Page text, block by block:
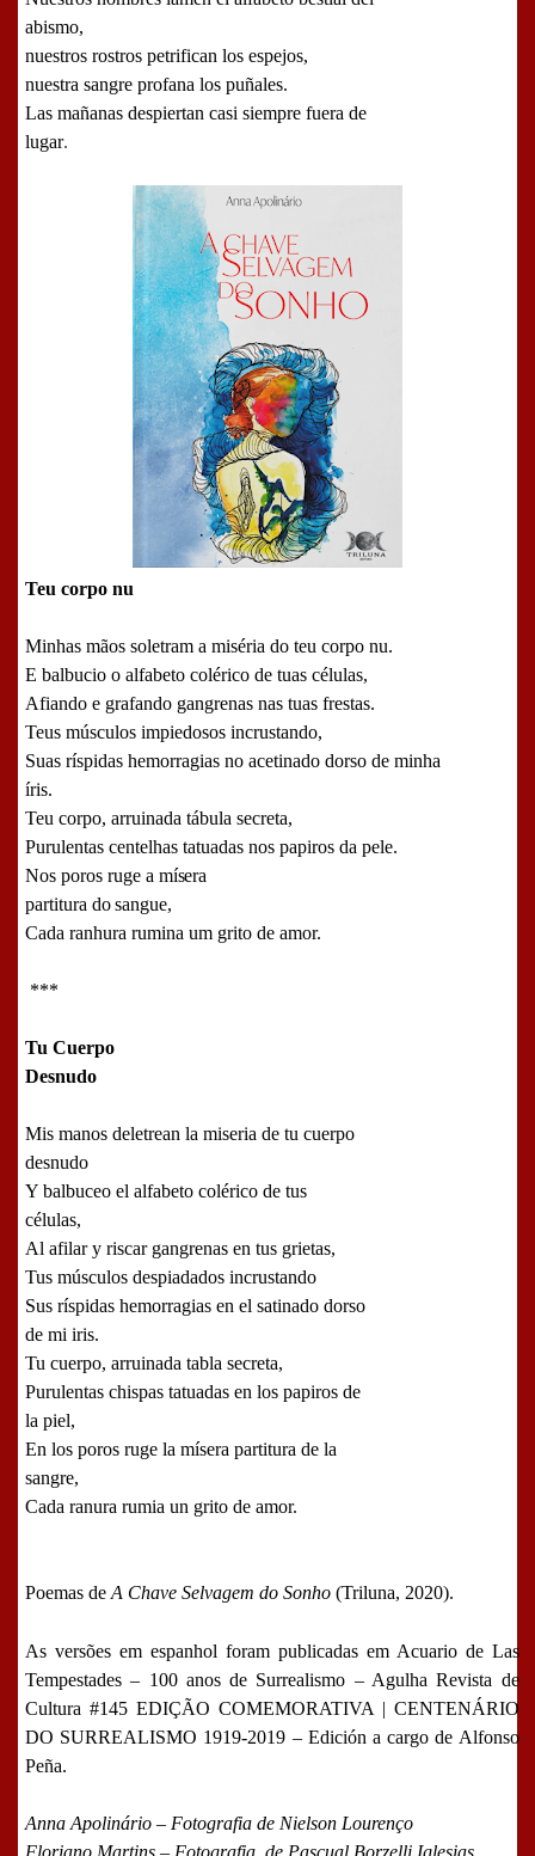
abismo,
nuestros rostros petrifican los espejos,
nuestra sangre profana los puñales.
Las mañanas despiertan casi siempre fuera de
lugar.
Teu corpo nu
Minhas mãos soletram a miséria do teu corpo nu.
E balbucio o alfabeto colérico de tuas células,
Afiando e grafando gangrenas nas tuas frestas.
Teus músculos impiedosos incrustando,
Suas ríspidas hemorragias no acetinado dorso de minha
íris.
Teu corpo, arruinada tábula secreta,
Purulentas centelhas tatuadas nos papiros da pele.
Nos poros ruge a mísera
partitura dosangue,
Cada ranhura rumina um grito de amor.
***
Tu Cuerpo
Desnudo
Mis manos deletrean la miseria de tu cuerpo
desnudo
Y balbuceo el alfabeto colérico de tus
células,
Al afilar y riscar gangrenas en tus grietas,
Tus músculos despiadados incrustando
Sus ríspidas hemorragias en el satinado dorso
de mi iris.
Tu cuerpo, arruinada tabla secreta,
Purulentas chispas tatuadas en los papiros de
la piel,
En los poros ruge la mísera partitura de la
sangre,
Cada ranura rumia un grito de amor.
Poemas de A Chave Selvagem do Sonho (Triluna, 2020).
As versões em espanhol foram publicadas em Acuario de Las
Tempestades – 100 anos de Surrealismo – Agulha Revista de
Cultura #145 EDIÇÃO COMEMORATIVA | CENTENÁRIO
DO SURREALISMO 1919-2019 – Edición a cargo de Alfonso
Peña.
Anna Apolinário – Fotografia de Nielson Lourenço
Floriano Martins – Fotografia de Pascual Borzelli Iglesias